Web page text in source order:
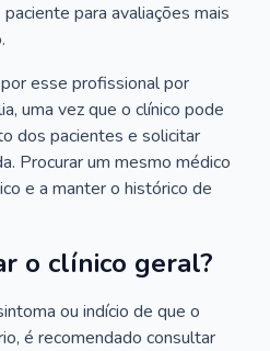
para avaliações mais
esse profissional por
uma vez que o clínico pode
dos pacientes e solicitar
Procurar um mesmo médico
e a manter o histórico de
o clínico geral?
ou indício de que o
é recomendado consultar